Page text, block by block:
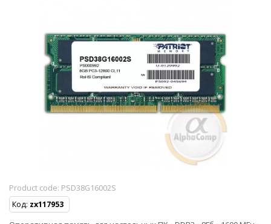
Product code: PSD38G16002S
Код: zx117953